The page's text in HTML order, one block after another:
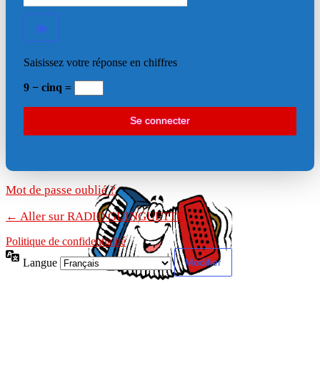
Saisissez votre réponse en chiffres
9 − cinq =
Mot de passe oublié ?
← Aller sur RADIO GUINGUETTE
Politique de confidentialité
Langue